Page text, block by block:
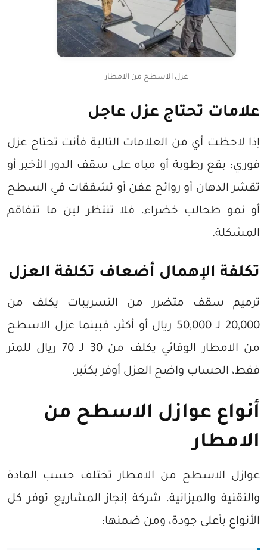
عزل الاسطح من الامطار
علامات تحتاج عزل عاجل
إذا لاحظت أي من العلامات التالية فأنت تحتاج عزل
فوري: بقع رطوبة أو مياه على سقف الدور الأخير أو
تقشر الدهان أو روائح عفن أو تشققات في السطح
أو نمو طحالب خضراء، فلا تنتظر لين ما تتفاقم
المشكلة.
تكلفة الإهمال أضعاف تكلفة العزل
ترميم سقف متضرر من التسريبات يكلف من
20,000 لـ 50,000 ريال أو أكثر، فبينما عزل الاسطح
من الامطار الوقائي يكلف من 30 لـ 70 ريال للمتر
فقط، الحساب واضح العزل أوفر بكثير.
أنواع عوازل الاسطح من
الامطار
عوازل الاسطح من الامطار تختلف حسب المادة
والتقنية والميزانية، شركة إنجاز المشاريع توفر كل
الأنواع بأعلى جودة، ومن ضمنها: